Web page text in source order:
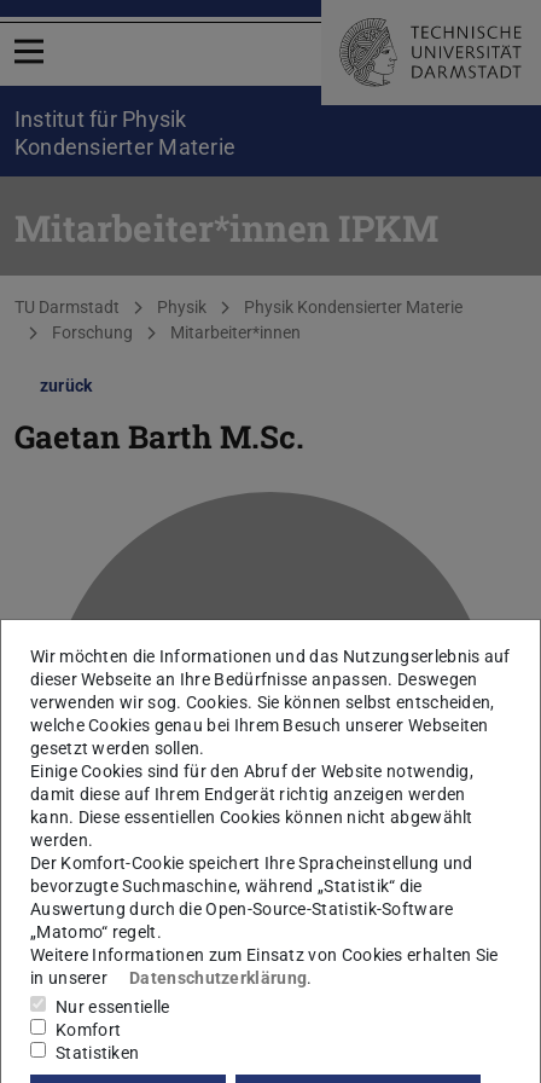
Menü öffnen
Institut für Physik
Kondensierter Materie
Mitarbeiter*innen IPKM
Sie befinden sich hier:
TU Darmstadt Physik
Physik Kondensierter Materie
Forschung
Mitarbeiter*innen
zurück
Gaetan Barth M.Sc.
B
Arbeitsgebiet(e)
Microgel-Foams
Wir möchten die Informationen und das Nutzungserlebnis auf
dieser Webseite an Ihre Bedürfnisse anpassen. Deswegen
verwenden wir sog. Cookies. Sie können selbst entscheiden,
welche Cookies genau bei Ihrem Besuch unserer Webseiten
gesetzt werden sollen.
Einige Cookies sind für den Abruf der Website notwendig,
damit diese auf Ihrem Endgerät richtig anzeigen werden
kann. Diese essentiellen Cookies können nicht abgewählt
werden.
Der Komfort-Cookie speichert Ihre Spracheinstellung und
bevorzugte Suchmaschine, während „Statistik“ die
Auswertung durch die Open-Source-Statistik-Software
„Matomo“ regelt.
Weitere Informationen zum Einsatz von Cookies erhalten Sie
in unserer
Datenschutzerklärung.
Nur essentielle
Komfort
Statistiken